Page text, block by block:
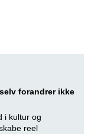
forandrer ikke
i kultur og
reel